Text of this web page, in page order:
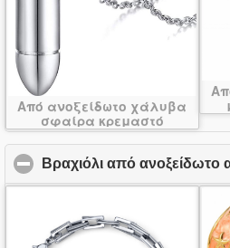
Από ανοξείδωτο χάλυβα
σφαίρα κρεμαστό
κόσμημα